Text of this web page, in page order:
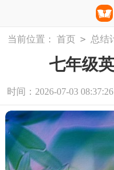
当前位置： 首页 > 总结
七年级
时间：2026-07-03 08:37:26